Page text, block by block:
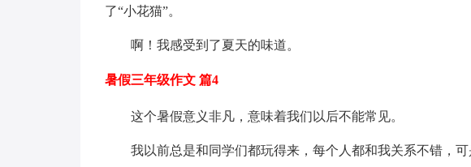
了“小花猫”。
啊！我感受到了夏天的味道。
暑假三年级作文 篇4
这个暑假意义非凡，意味着我们以后不能常见。
我以前总是和同学们都玩得来，每个人都和我关系不错，